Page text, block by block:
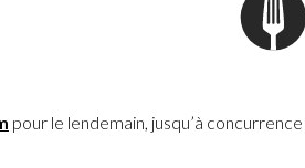
pour le lendemain, jusqu’à